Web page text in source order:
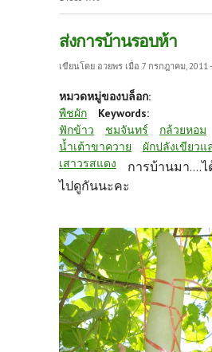
ส่งการบ้านรอบห้า
เขียนโดย อวยพร เมื่อ 7 กรกฎาคม, 2011
หมวดหมู่ของบล็อก:
พืชผัก
Keywords:
ฟักข้าว
ชมจันทร์
กล้วยหอม
น้ำเต้าขาควาย
ผักปลังเขียวแ
เสาวรสแดง
การบ้านมา....
ไปดูกันนะคะ